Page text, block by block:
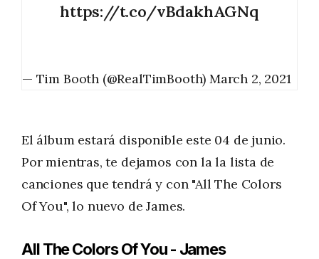
https://t.co/vBdakhAGNq
— Tim Booth (@RealTimBooth) March 2, 2021
El álbum estará disponible este 04 de junio.
Por mientras, te dejamos con la la lista de
canciones que tendrá y con "All The Colors
Of You", lo nuevo de James.
All The Colors Of You - James